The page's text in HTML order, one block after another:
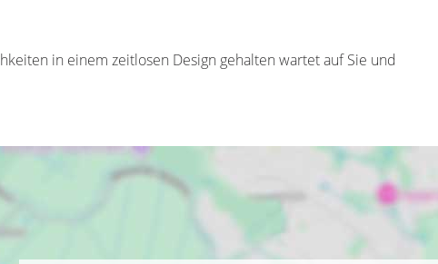
in einem zeitlosen Design gehalten wartet auf Sie und